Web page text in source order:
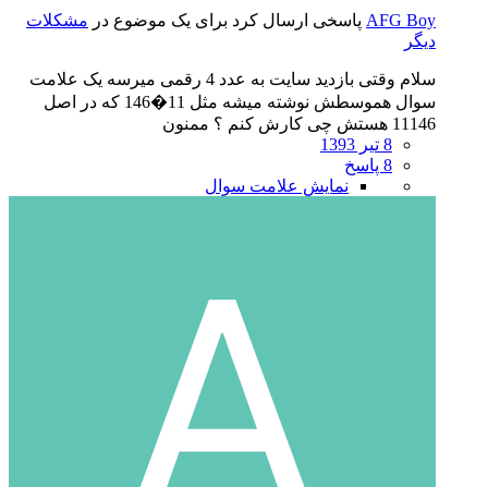
AFG Boy پاسخی ارسال کرد برای یک موضوع در مشکلات
دیگر
سلام وقتی بازدید سایت به عدد 4 رقمی میرسه یک علامت
سوال هموسطش نوشته میشه مثل 11�146 که در اصل
11146 هستش چی کارش کنم ؟ ممنون
8 تیر 1393
8 پاسخ
نمایش علامت سوال